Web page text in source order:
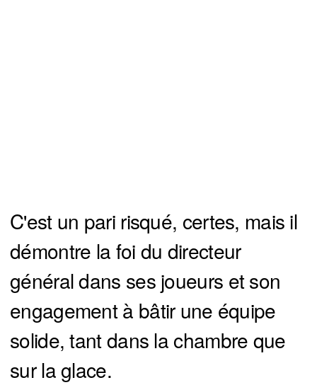
C'est un pari risqué, certes, mais il
démontre la foi du directeur
général dans ses joueurs et son
engagement à bâtir une équipe
solide, tant dans la chambre que
sur la glace.